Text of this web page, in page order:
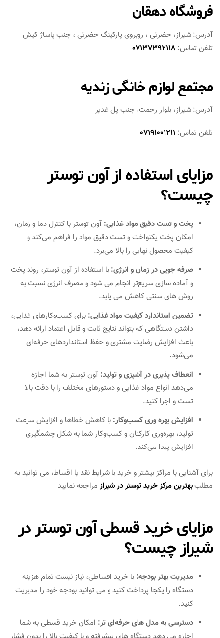
فروشگاه دهقان
آدرس: شیراز، حضرتی ، روبروی پارکینگ حضرتی ، جنب پاساژ کیش
تلفن تماس: 07137392118
مجتمع لوازم خانگی زندیه
آدرس: شیراز، بلوار رحمت، جنب پل غدیر
تلفن تماس: 07191001211
مزایای استفاده از آون توستر
چیست؟
پخت و تست دقیق مواد غذایی: آون توستر با کنترل دما و زمان،
امکان پخت یکنواخت و تست دقیق مواد را فراهم می‌کند و
کیفیت محصول نهایی را بالا می‌برد.
صرفه‌ جویی در زمان و انرژی: با استفاده از آون توستر، روند پخت
و آماده‌ سازی سریع‌تر انجام می‌ شود و مصرف انرژی نسبت به
روش‌ های سنتی کاهش می‌ یابد.
تضمین استاندارد کیفیت مواد غذایی: برای کسب‌وکارهای غذایی،
داشتن دستگاهی که بتواند نتایج ثابت و قابل اعتماد ارائه دهد،
باعث افزایش رضایت مشتری و حفظ استانداردهای حرفه‌ای
می‌شود.
انعطاف‌ پذیری در آشپزی و تولید: آون توستر به شما اجازه
می‌دهد انواع مواد غذایی و دستورهای مختلف را با دقت بالا
تست و اجرا کنید.
افزایش بهره‌ وری کسب‌وکار: با کاهش خطاها و افزایش سرعت
تولید، بهره‌وری کارکنان و کسب‌وکار شما به شکل چشمگیری
افزایش پیدا می‌کند.
برای آشنایی با مراکز بیشتر و خرید با شرایط نقد یا اقساط، می توانید به
مطلببهترین مرکز خرید توستر در شیرازمراجعه نمایید
مزایای خرید قسطی آون توستر در
شیراز چیست؟
مدیریت بهتر بودجه: با خرید اقساطی، نیاز نیست تمام هزینه
دستگاه را یکجا پرداخت کنید و می‌ توانید بودجه خود را مدیریت
کنید.
دسترسی به مدل‌ های حرفه‌ای‌ تر: امکان خرید قسطی به شما